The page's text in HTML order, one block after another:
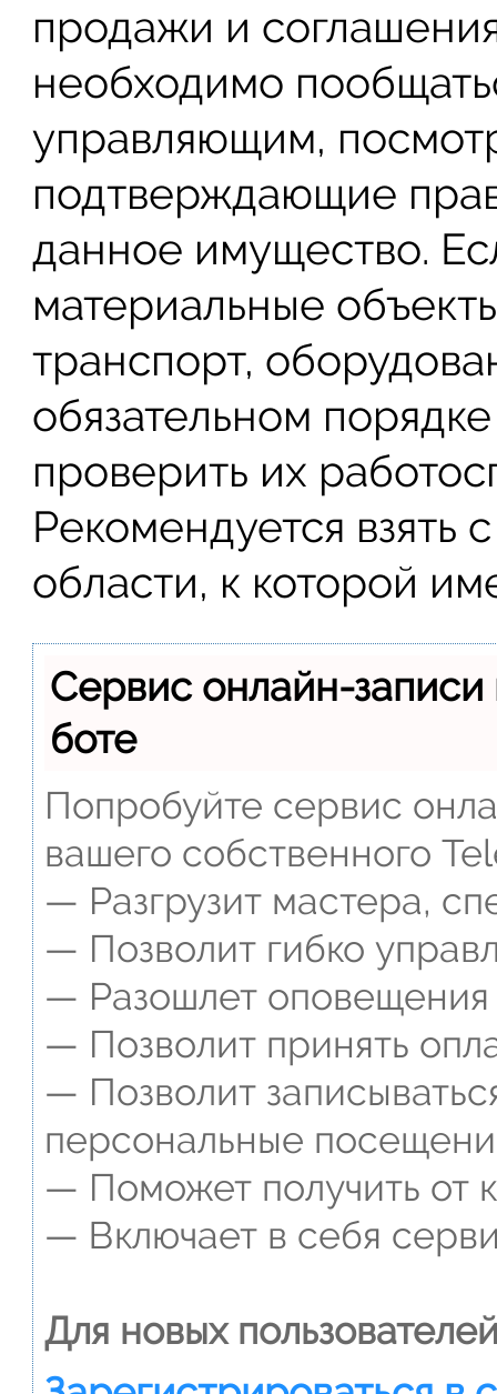
продажи и
необходимо
управляющим,
подтверждающие
данное имущество.
материальные
транспорт,
обязательном
проверить их
Рекомендуется взять
области, к которой
Сервис онлайн-
боте
Попробуйте сервис
вашего собственного
— Разгрузит мастера,
— Позволит гибко
— Разошлет оповещения
— Позволит принять
— Позволит
персональные
— Поможет получить от
— Включает в себя
Для новых